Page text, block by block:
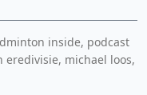
inside, podcast
eredivisie, michael loos,